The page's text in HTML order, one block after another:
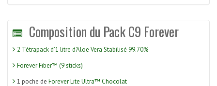
Composition du Pack C9 Forever
2 Tétrapack d’1 litre d'Aloe Vera Stabilisé 99.70%
Forever Fiber™ (9 sticks)
1 poche de Forever Lite Ultra™ Chocolat